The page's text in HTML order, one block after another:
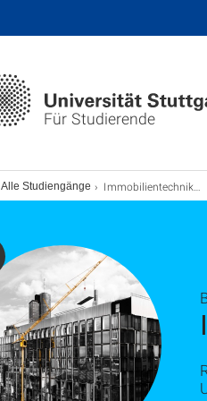
Für Studierende
Alle Studiengänge Immobilientechnik und Immobilienwirtschaft B.Sc.